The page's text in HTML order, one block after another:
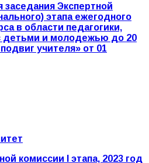
заседания Экспертной
этапа ежегодного
в области педагогики,
детьми и молодежью до 20
учителя» от 01
комиссии I этапа, 2023 год